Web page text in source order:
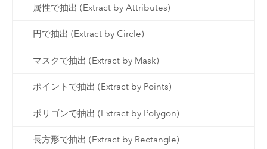
属性で抽出 (Extract by Attributes)
円で抽出 (Extract by Circle)
マスクで抽出 (Extract by Mask)
ポイントで抽出 (Extract by Points)
ポリゴンで抽出 (Extract by Polygon)
長方形で抽出 (Extract by Rectangle)